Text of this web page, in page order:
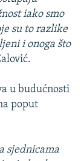
iako smo
su to razlike
i onoga što
u budućnosti
poput
sjednicama